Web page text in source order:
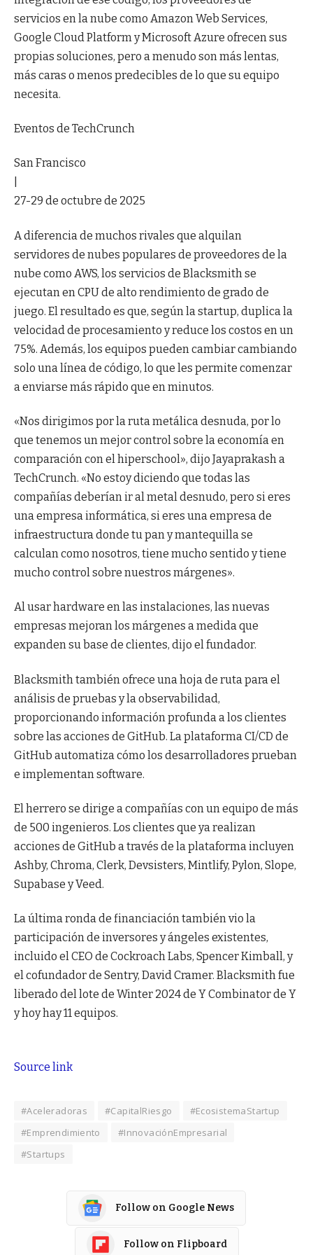
servicios en la nube como Amazon Web Services,
Google Cloud Platform y Microsoft Azure ofrecen sus
propias soluciones, pero a menudo son más lentas,
más caras o menos predecibles de lo que su equipo
necesita.
Eventos de TechCrunch
San Francisco
27-29 de octubre de 2025
A diferencia de muchos rivales que alquilan
servidores de nubes populares de proveedores de la
nube como AWS, los servicios de Blacksmith se
ejecutan en CPU de alto rendimiento de grado de
juego. El resultado es que, según la startup, duplica la
velocidad de procesamiento y reduce los costos en un
75%. Además, los equipos pueden cambiar cambiando
solo una línea de código, lo que les permite comenzar
a enviarse más rápido que en minutos.
«Nos dirigimos por la ruta metálica desnuda, por lo
que tenemos un mejor control sobre la economía en
comparación con el hiperschool», dijo Jayaprakash a
TechCrunch. «No estoy diciendo que todas las
compañías deberían ir al metal desnudo, pero si eres
una empresa informática, si eres una empresa de
infraestructura donde tu pan y mantequilla se
calculan como nosotros, tiene mucho sentido y tiene
mucho control sobre nuestros márgenes».
Al usar hardware en las instalaciones, las nuevas
empresas mejoran los márgenes a medida que
expanden su base de clientes, dijo el fundador.
Blacksmith también ofrece una hoja de ruta para el
análisis de pruebas y la observabilidad,
proporcionando información profunda a los clientes
sobre las acciones de GitHub. La plataforma CI/CD de
GitHub automatiza cómo los desarrolladores prueban
e implementan software.
El herrero se dirige a compañías con un equipo de más
de 500 ingenieros. Los clientes que ya realizan
acciones de GitHub a través de la plataforma incluyen
Ashby, Chroma, Clerk, Devsisters, Mintlify, Pylon, Slope,
Supabase y Veed.
La última ronda de financiación también vio la
participación de inversores y ángeles existentes,
incluido el CEO de Cockroach Labs, Spencer Kimball, y
el cofundador de Sentry, David Cramer. Blacksmith fue
liberado del lote de Winter 2024 de Y Combinator de Y
y hoy hay 11 equipos.
Source link
#Aceleradoras #CapitalRiesgo
#EcosistemaStartup
#Emprendimiento
#InnovaciónEmpresarial
#Startups
Follow on Google News
Follow on Flipboard